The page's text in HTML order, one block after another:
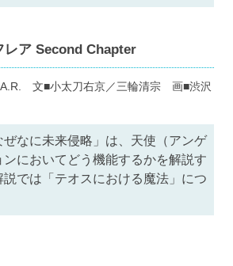
レア Second Chapter
文■小太刀右京／三輪清宗 画■渋沢
なに未来侵略」は、天使（アンゲ
ンにおいてどう機能するかを解説す
説では「テオスにおける魔法」につ